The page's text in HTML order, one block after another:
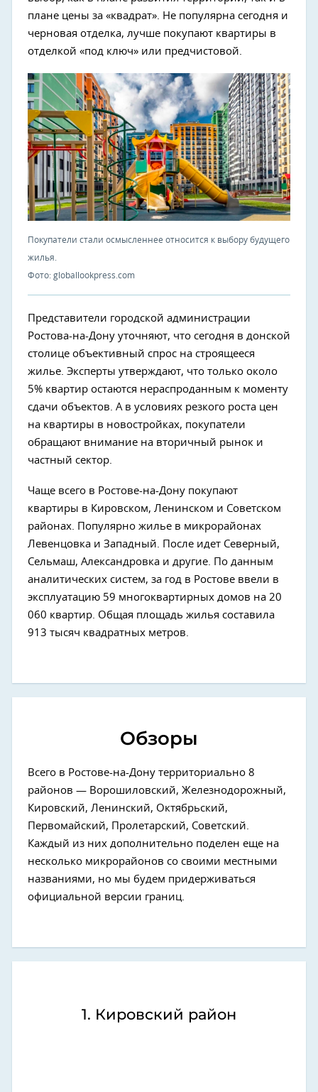
плане цены за «квадрат». Не популярна сегодня и
черновая отделка, лучше покупают квартиры в
отделкой «под ключ» или предчистовой.
Покупатели стали осмысленнее относится к выбору будущего
жилья.
Фото: globallookpress.com
Представители городской администрации
Ростова-на-Дону уточняют, что сегодня в донской
столице объективный спрос на строящееся
жилье. Эксперты утверждают, что только около
5% квартир остаются нераспроданным к моменту
сдачи объектов. А в условиях резкого роста цен
на квартиры в новостройках, покупатели
обращают внимание на вторичный рынок и
частный сектор.
Чаще всего в Ростове-на-Дону покупают
квартиры в Кировском, Ленинском и Советском
районах. Популярно жилье в микрорайонах
Левенцовка и Западный. После идет Северный,
Сельмаш, Александровка и другие. По данным
аналитических систем, за год в Ростове ввели в
эксплуатацию 59 многоквартирных домов на 20
060 квартир. Общая площадь жилья составила
913 тысяч квадратных метров.
Обзоры
Всего в Ростове-на-Дону территориально 8
районов — Ворошиловский, Железнодорожный,
Кировский, Ленинский, Октябрьский,
Первомайский, Пролетарский, Советский.
Каждый из них дополнительно поделен еще на
несколько микрорайонов со своими местными
названиями, но мы будем придерживаться
официальной версии границ.
1. Кировский район